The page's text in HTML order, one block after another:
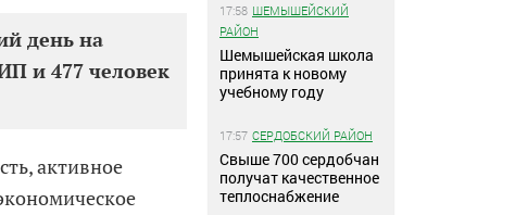
день на
и 477 человек
активное
17:58 ШЕМЫШЕЙСКИЙ
РАЙОН
Шемышейская школа
принята к новому
учебному году
17:57 СЕРДОБСКИЙ РАЙОН
Свыше 700 сердобчан
получат качественное
теплоснабжение